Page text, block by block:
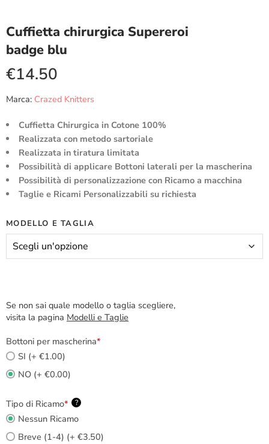
Cuffietta chirurgica Supereroi
badge blu
€14.50
Marca: Crazed Knitters
Cuffietta Chirurgica in Cotone 100%
Realizzata con metodo sartoriale
Realizzata in tiratura limitata
Possibilità di applicare Bottoni laterali per la mascherina
Possibilità di personalizzazione con Ricamo a macchina
Taglie e Ricami Personalizzabili su richiesta
MODELLO E TAGLIA
Se non sai quale modello o taglia scegliere,
visita la pagina Modelli e Taglie
Bottoni per mascherina*
SI (+ €1.00)
NO (+ €0.00)
Tipo di Ricamo* ?
Nessun Ricamo
Breve (1-4) (+ €3.50)